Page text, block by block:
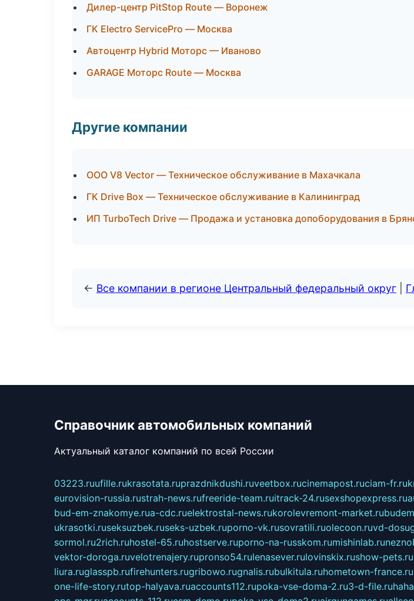
Дилер-центр PitStop Route — Воронеж
ГК Electro ServicePro — Москва
Автоцентр Hybrid Моторс — Иваново
GARAGE Моторс Route — Москва
Другие компании
ООО V8 Vector — Техническое обслуживание в Махачкала
ГК Drive Box — Техническое обслуживание в Калининград
ИП TurboTech Drive — Продажа и установка допоборудования в
← Все компании в регионе Центральный федеральный округ
Справочник автомобильных компаний
Актуальный каталог компаний по всей России
03223.ruufille.rukrasotata.ruprazdnikdushi.ruveetbox.rucinemapost.ruciam-fr.ru
eurovision-russia.rustrah-news.rufreeride-team.ruitrack-24.rusexshopexpress.ru
bud-em-znakomye.rua-cdc.ruelektrostal-news.rukorolevremont-market.ru
ukrasotki.ruseksuzbek.ruseks-uzbek.ruporno-vk.rusovratili.ruolecoon.ruvd-
sormol.ru2rich.ruhostel-65.ruhostserve.ruporno-na-russkom.rumishinlab.ru
vektor-doroga.ruvelotrenajery.rupronso54.rulenasever.rulovinskix.rushow-pets.ru
liura.ruglasspb.rufirehunters.rugribowo.rugnalis.rubulkitula.ruhometown-france.ru
one-life-story.rutop-halyava.ruaccounts112.rupoka-vse-doma-2.ru3-d-file.ru